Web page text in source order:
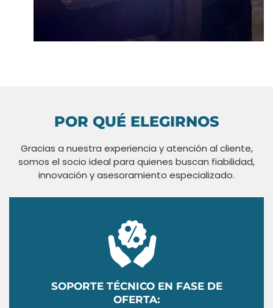
POR QUÉ ELEGIRNOS
Gracias a nuestra experiencia y atención al cliente,
somos el socio ideal para quienes buscan fiabilidad,
innovación y asesoramiento especializado.
SOPORTE TÉCNICO EN FASE DE
OFERTA: